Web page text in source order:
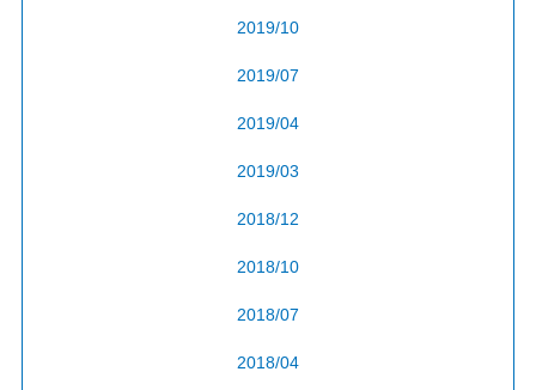
2019/10
2019/07
2019/04
2019/03
2018/12
2018/10
2018/07
2018/04